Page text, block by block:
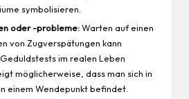
symbolisieren.
oder -probleme:Warten auf einen
von Zugverspätungen kann
im realen Leben
möglicherweise, dass man sich in
einem Wendepunkt befindet.